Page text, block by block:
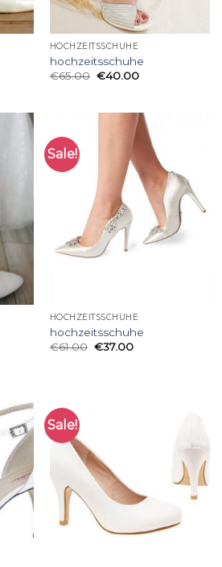
HOCHZEITSSCHUHE
hochzeitsschuhe
€65.00 €40.00
Sale!
HOCHZEITSSCHUHE
hochzeitsschuhe
€61.00 €37.00
Sale!